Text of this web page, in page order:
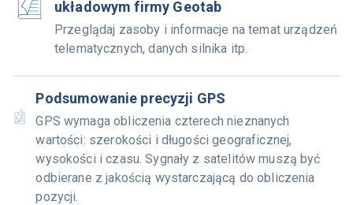
układowym firmy Geotab
Przeglądaj zasoby i informacje na temat urządzeń
telematycznych, danych silnika itp.
Podsumowanie precyzji GPS
GPS wymaga obliczenia czterech nieznanych
wartości: szerokości i długości geograficznej,
wysokości i czasu. Sygnały z satelitów muszą być
odbierane z jakością wystarczającą do obliczenia
pozycji.